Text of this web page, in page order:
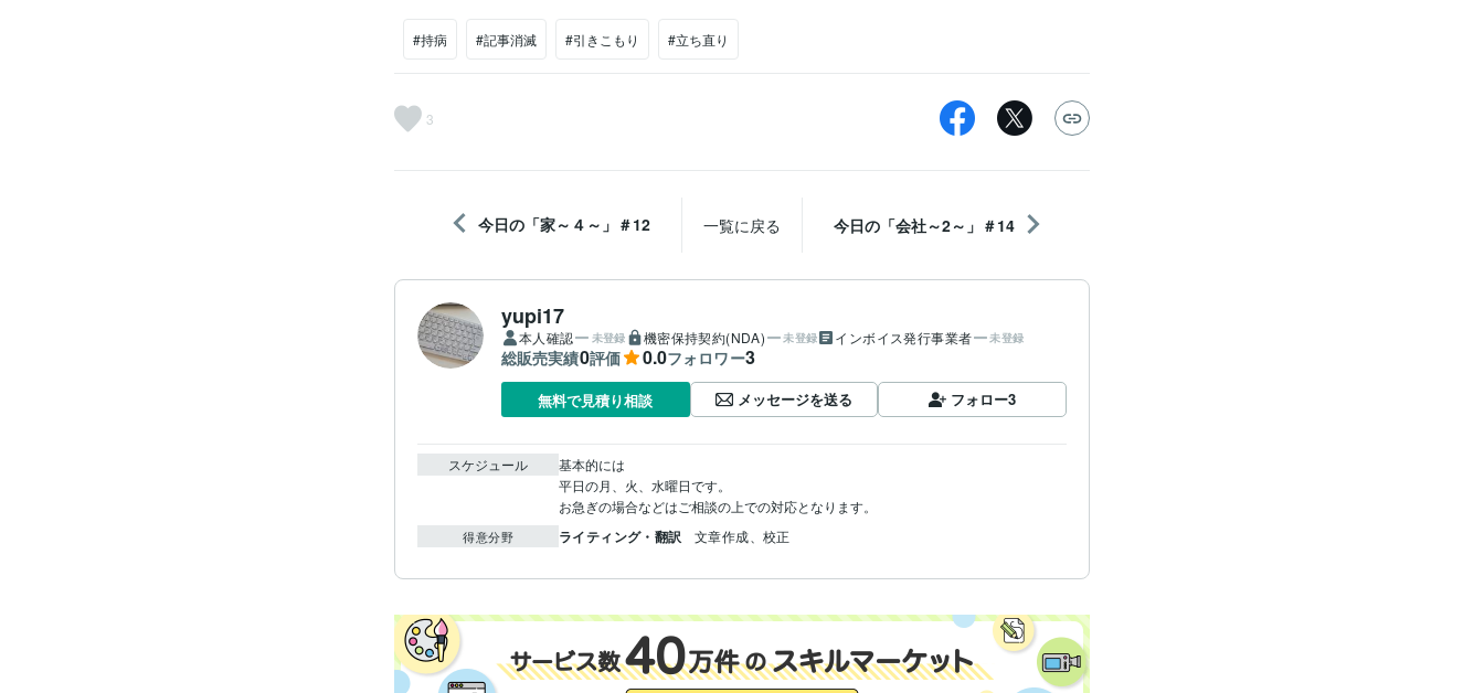
#持病 #記事消滅 #引きこもり #立ち直り
3
今日の「家～４～」＃12 一覧に戻る 今日の「会社～2～」＃14
yupi17
本人確認 未登録 機密保持契約(NDA) 未登録 インボイス発行事業者 未登録
総販売実績0評価 0.0フォロワー3
無料で見積り相談 メッセージを送る フォロー3
スケジュール
基本的には
平日の月、火、水曜日です。
お急ぎの場合などはご相談の上での対応となります。
得意分野 ライティング・翻訳 文章作成、校正